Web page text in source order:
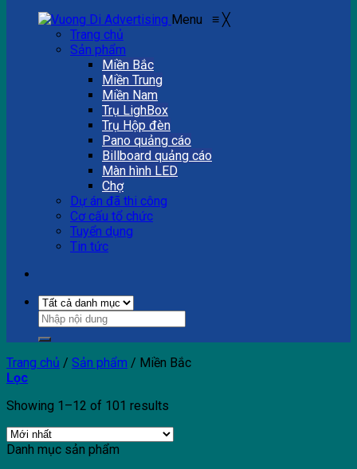
Menu ≡ ╳
Trang chủ
Sản phẩm
Miền Bắc
Miền Trung
Miền Nam
Trụ LighBox
Trụ Hộp đèn
Pano quảng cáo
Billboard quảng cáo
Màn hình LED
Chợ
Dự án đã thi công
Cơ cấu tổ chức
Tuyển dụng
Tin tức
Trang chủ / Sản phẩm / Miền Bắc
Lọc
Showing 1–12 of 101 results
Danh mục sản phẩm